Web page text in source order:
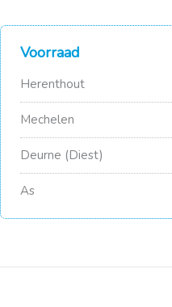
Voorraad
Herenthout
Mechelen
Deurne (Diest)
As